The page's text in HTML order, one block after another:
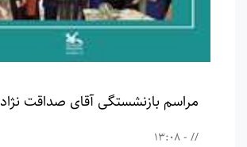
مراسم بازنشستگی آقای صداقت نژاد
// - 13:08